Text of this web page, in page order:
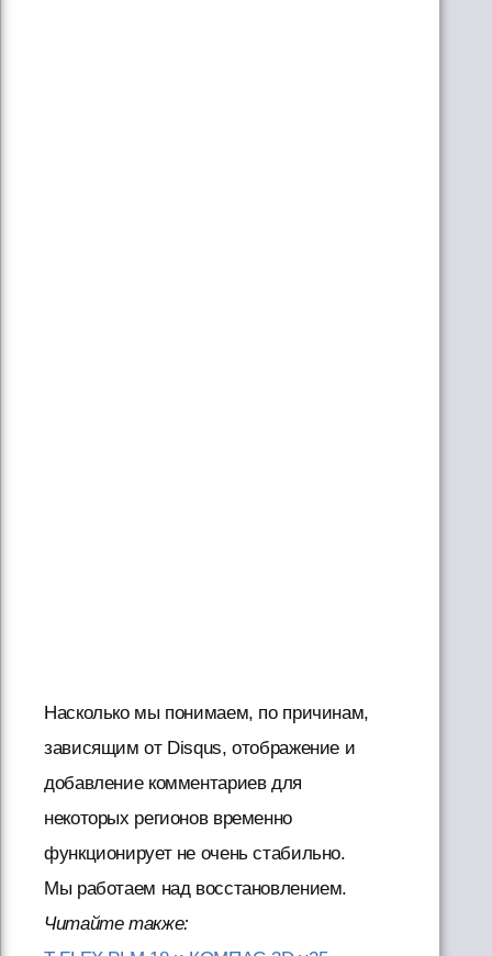
Насколько мы понимаем, по причинам,
зависящим от Disqus, отображение и
добавление комментариев для
некоторых регионов временно
функционирует не очень стабильно.
Мы работаем над восстановлением.
Читайте также: